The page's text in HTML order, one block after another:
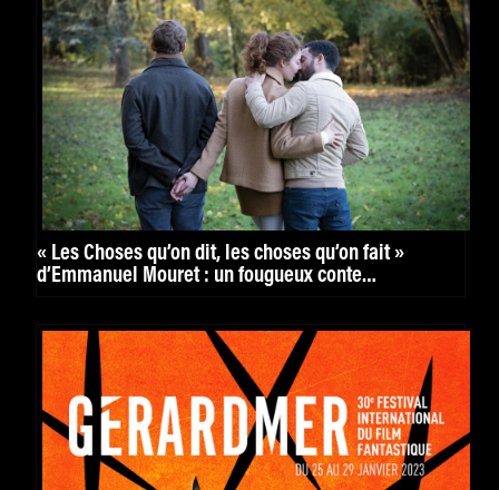
« Les Choses qu’on dit, les choses qu’on fait »
d’Emmanuel Mouret : un fougueux conte